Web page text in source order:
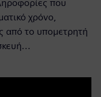
που
χρόνο,
από το υπομετρητή